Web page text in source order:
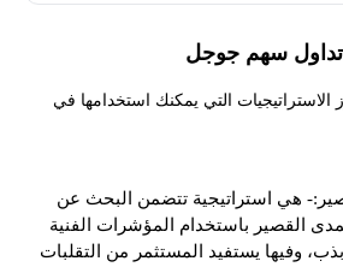
تداول سهم جوجل
التي يمكنك استخدامها في
هي استراتيجية تتضمن البحث عن
القصير باستخدام المؤشرات الفنية
وفيها يستفيد المستثمر من التقلبات